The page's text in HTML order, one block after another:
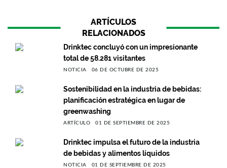
ARTÍCULOS
RELACIONADOS
Drinktec concluyó con un impresionante
total de 58.281 visitantes
NOTICIA 06 DE OCTUBRE DE 2025
Sostenibilidad en la industria de bebidas:
planificación estratégica en lugar de
greenwashing
ARTÍCULO 01 DE SEPTIEMBRE DE 2025
Drinktec impulsa el futuro de la industria
de bebidas y alimentos líquidos
NOTICIA 01 DE SEPTIEMBRE DE 2025